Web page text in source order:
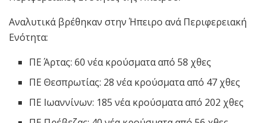
Αναλυτικά βρέθηκαν στην Ήπειρο ανά Περιφερειακή
Ενότητα:
ΠΕ Άρτας: 60 νέα κρούσματα από 58 χθες
ΠΕ Θεσπρωτίας: 28 νέα κρούσματα από 47 χθες
ΠΕ Ιωαννίνων: 185 νέα κρούσματα από 202 χθες